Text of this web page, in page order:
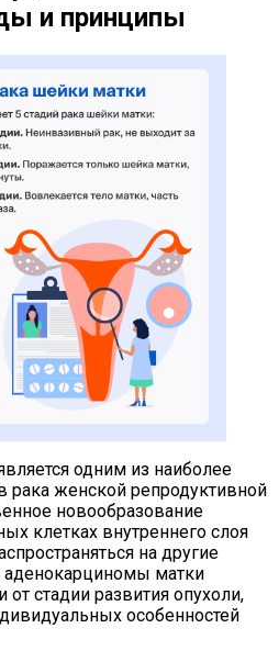
и принципы
одним из наиболее
рака женской репродуктивной
новообразование
клетках внутреннего слоя
на другие
аденокарциномы матки
от стадии развития опухоли,
особенностей